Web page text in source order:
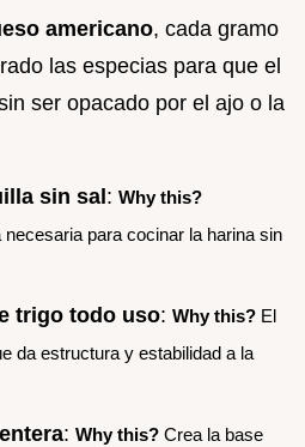
americano, cada gramo
las especias para que el
ser opacado por el ajo o la
sin sal : Why this?
para cocinar la harina sin
trigo todo uso: Why this? El
da estructura y estabilidad a la
: Why this? Crea la base